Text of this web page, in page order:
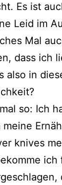
Es ist
Leid im
Mal
dass ich
also in
so: Ich
knives
ich